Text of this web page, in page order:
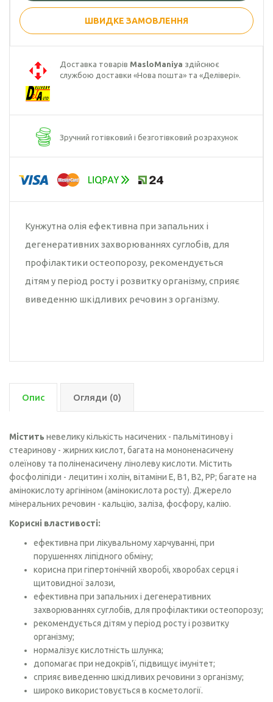
Гарбузова олія
Чорного кмину
Часникова олія
кондитерського
соняшника
Кокосова олія
ШВИДКЕ ЗАМОВЛЕННЯ
Доставка товарів MasloManiya здійснює
службою доставки «Нова пошта» та «Делівері».
Зручний готівковий і безготівковий розрахунок
Кунжутна олія ефективна при запальних і
дегенеративних захворюваннях суглобів, для
профілактики остеопорозу, рекомендується
дітям у період росту і розвитку організму, сприяє
виведенню шкідливих речовин з організму.
Опис Огляди (0)
Містить невелику кількість насичених - пальмітинову і
стеаринову - жирних кислот, багата на мононенасичену
олеїнову та поліненасичену лінолеву кислоти. Містить
фосфоліпіди - лецитин і холін, вітаміни E, B1, B2, PP; багате на
амінокислоту аргініном (амінокислота росту). Джерело
мінеральних речовин - кальцію, заліза, фосфору, калію.
Корисні властивості:
ефективна при лікувальному харчуванні, при
порушеннях ліпідного обміну;
корисна при гіпертонічній хворобі, хворобах серця і
щитовидної залози,
ефективна при запальних і дегенеративних
захворюваннях суглобів, для профілактики остеопорозу;
рекомендується дітям у період росту і розвитку
організму;
нормалізує кислотність шлунка;
допомагає при недокрів'ї, підвищує імунітет;
сприяє виведенню шкідливих речовини з організму;
широко використовується в косметології.